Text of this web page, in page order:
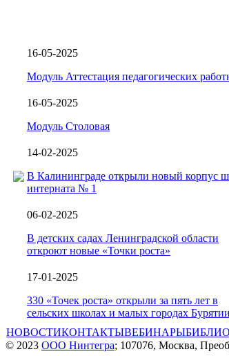
16-05-2025
Модуль Аттестация педагогических
16-05-2025
Модуль Столовая
14-02-2025
В Калининграде открыли новый корпус
интерната № 1
06-02-2025
В детских садах Ленинградской области
откроют новые «Точки роста»
17-01-2025
330 «Точек роста» открыли за пять лет в
сельских школах и малых городах Бурятии
НОВОСТИКОНТАКТЫВЕБИНАРЫ
© 2023 ООО Нинтегра; 107076, Москва,